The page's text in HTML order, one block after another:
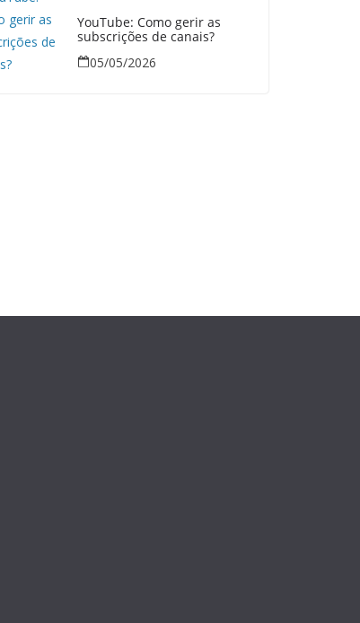
YouTube: Como gerir as
subscrições de canais?
05/05/2026